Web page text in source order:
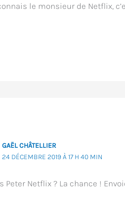
le monsieur de Netflix,
GAËL CHÂTELLIER
24 DÉCEMBRE 2019 À 17 H 40 MIN
Peter Netflix ? La chance !